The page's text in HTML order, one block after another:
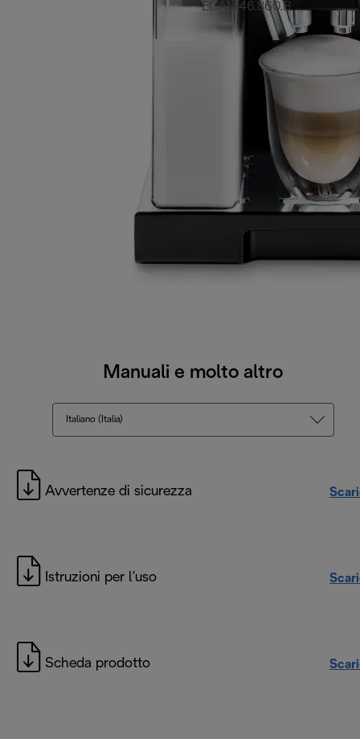
ECAM46.860.B
Manuali e molto altro
Italiano (Italia)
Avvertenze di sicurezza
Istruzioni per l’uso
Scheda prodotto